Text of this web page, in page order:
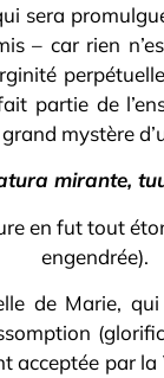
sera
– car rien
partie de
mystère
mirante,
en fut tout
engendrée).
de Marie,
acceptée par